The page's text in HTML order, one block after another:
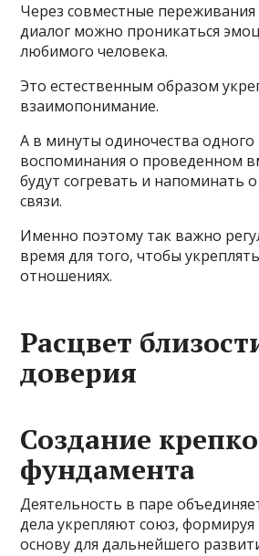
Через совместные
диалог можно проникаться
любимого человека.
Это естественным образом
взаимопонимание.
А в минуты одиночества одного
воспоминания о проведенном
будут согревать и напоминать
связи.
Именно поэтому так важно
время для того, чтобы
отношениях.
Расцвет
доверия
Создание
фундамента
Деятельность в паре
дела укрепляют союз,
основу для дальнейшего